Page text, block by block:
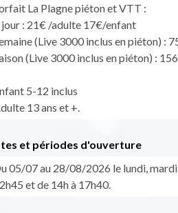
La Plagne piéton et VTT :
jour : 21€ /adulte 17€/enfant
(Live 3000 inclus en piéton) :
(Live 3000 inclus en piéton) :
5-12 inclus
13 ans et +.
et périodes d'ouverture
05/07 au 28/08/2026 le lundi,
et de 14h à 17h40.